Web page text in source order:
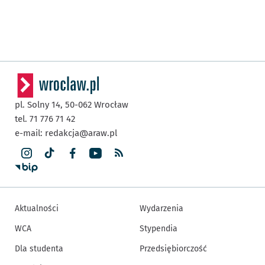
pl. Solny 14, 50-062 Wrocław
tel. 71 776 71 42
e-mail: redakcja@araw.pl
Aktualności
WCA
Dla studenta
Wydarzenia
Stypendia
Przedsiębiorczość